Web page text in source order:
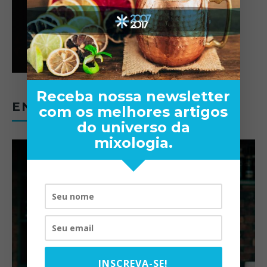
ENTREVISTAS
Receba nossa newsletter
com os melhores artigos
do universo da
mixologia.
INSCREVA-SE!